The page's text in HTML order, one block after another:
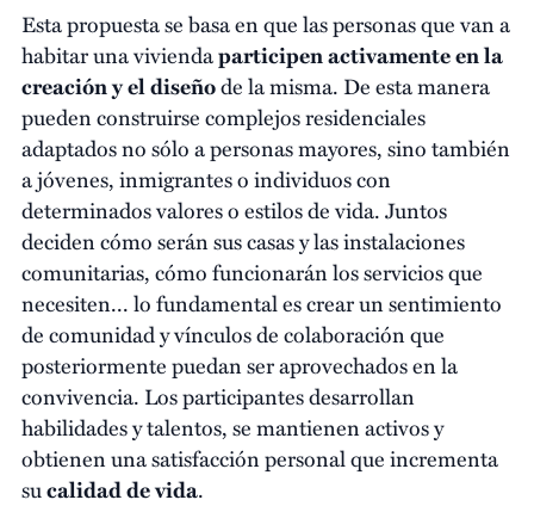
Esta propuesta se basa en que las personas que van a
habitar una viviendaparticipen activamente en la
creación y el diseñode la misma. De esta manera
pueden construirse complejos residenciales
adaptados no sólo a personas mayores, sino también
a jóvenes, inmigrantes o individuos con
determinados valores o estilos de vida. Juntos
deciden cómo serán sus casas y las instalaciones
comunitarias, cómo funcionarán los servicios que
necesiten... lo fundamental es crear un sentimiento
de comunidad y vínculos de colaboración que
posteriormente puedan ser aprovechados en la
convivencia. Los participantes desarrollan
habilidades y talentos, se mantienen activos y
obtienen una satisfacción personal que incrementa
sucalidad de vida.